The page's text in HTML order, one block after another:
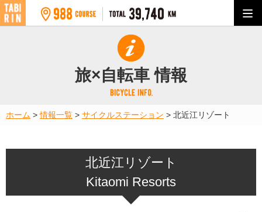
旅×自転車 情報
ホーム >情報一覧 > サイクルステーション > 北近江リゾート
北近江リゾート
Kitaomi Resorts